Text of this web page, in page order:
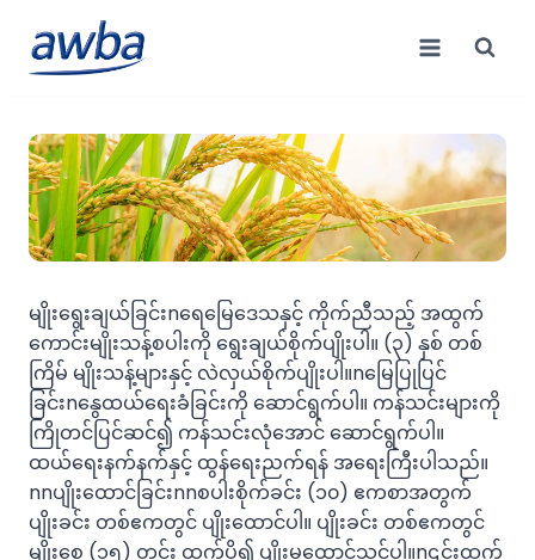
content
မျိုးရွေးချယ်ခြင်းnရေမြေဒေသနှင့် ကိုက်ညီသည့် အထွက်
ကောင်းမျိုးသန့်စပါးကို ရွေးချယ်စိုက်ပျိုးပါ။ (၃) နှစ် တစ်
ကြိမ် မျိုးသန့်များနှင့် လဲလှယ်စိုက်ပျိုးပါ။nမြေပြုပြင်
ခြင်းnနွေထယ်ရေးခံခြင်းကို ဆောင်ရွက်ပါ။ ကန်သင်းများကို
ကြိုတင်ပြင်ဆင်၍ ကန်သင်းလုံအောင် ဆောင်ရွက်ပါ။
ထယ်ရေးနက်နက်နှင့် ထွန်ရေးညက်ရန် အရေးကြီးပါသည်။
nnပျိုးထောင်ခြင်းnnစပါးစိုက်ခင်း (၁၀) ဧကစာအတွက်
ပျိုးခင်း တစ်ဧကတွင် ပျိုးထောင်ပါ။ ပျိုးခင်း တစ်ဧကတွင်
မျိုးစေ့ (၁၅) တင်း ထက်ပို၍ ပျိုးမထောင်သင့်ပါ။n၎င်းထက်